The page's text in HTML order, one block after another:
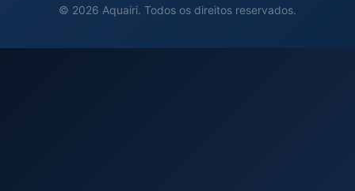
© 2026 Aquairi. Todos os direitos reservados.